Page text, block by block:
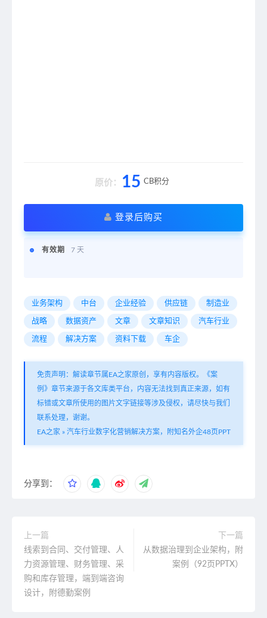
原价： 15 CB积分
登录后购买
有效期 7 天
业务架构 中台 企业经验 供应链 制造业
战略 数据资产 文章 文章知识 汽车行业
流程 解决方案 资料下载 车企
免责声明：解读章节属EA之家原创，享有内容版权。《案
例》章节来源于各文库类平台，内容无法找到真正来源，如有
标错或文章所使用的图片文字链接等涉及侵权，请尽快与我们
联系处理，谢谢。
EA之家 » 汽车行业数字化营销解决方案，附知名外企48页PPT
分享到：
上一篇
线索到合同、交付管理、人
力资源管理、财务管理、采
购和库存管理，端到端咨询
设计，附德勤案例
下一篇
从数据治理到企业架构，附
案例（92页PPTX）